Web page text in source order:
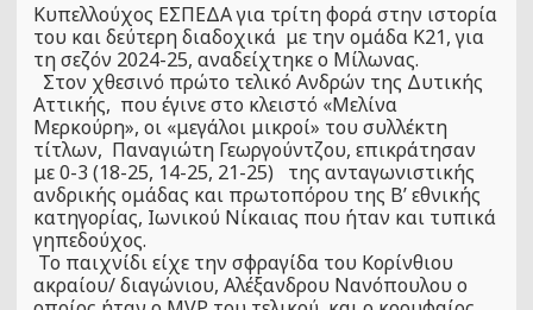
Κυπελλούχος ΕΣΠΕΔΑ για τρίτη φορά στην ιστορία
του και δεύτερη διαδοχικά με την ομάδα Κ21, για
τη σεζόν 2024-25, αναδείχτηκε ο Μίλωνας.
Στον χθεσινό πρώτο τελικό Ανδρών της Δυτικής
Αττικής, που έγινε στο κλειστό «Μελίνα
Μερκούρη», οι «μεγάλοι μικροί» του συλλέκτη
τίτλων, Παναγιώτη Γεωργούντζου, επικράτησαν
με 0-3 (18-25, 14-25, 21-25) της ανταγωνιστικής
ανδρικής ομάδας και πρωτοπόρου της Β’ εθνικής
κατηγορίας, Ιωνικού Νίκαιας που ήταν και τυπικά
γηπεδούχος.
Το παιχνίδι είχε την σφραγίδα του Κορίνθιου
ακραίου/ διαγώνιου, Αλέξανδρου Νανόπουλου ο